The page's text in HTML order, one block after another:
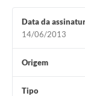
Diário Oficial
Data da
14/06/2013
Origem
Tipo